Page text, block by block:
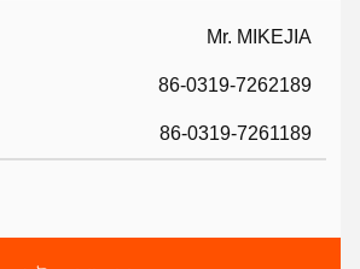
Mr. MIKEJIA
86-0319-7262189
86-0319-7261189